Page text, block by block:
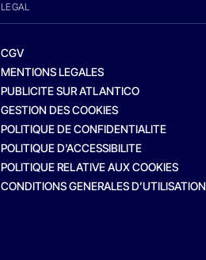
LEGAL
CGV
MENTIONS LEGALES
PUBLICITE SUR ATLANTICO
GESTION DES COOKIES
POLITIQUE DE CONFIDENTIALITE
POLITIQUE D’ACCESSIBILITE
POLITIQUE RELATIVE AUX COOKIES
CONDITIONS GENERALES D’UTILISATION